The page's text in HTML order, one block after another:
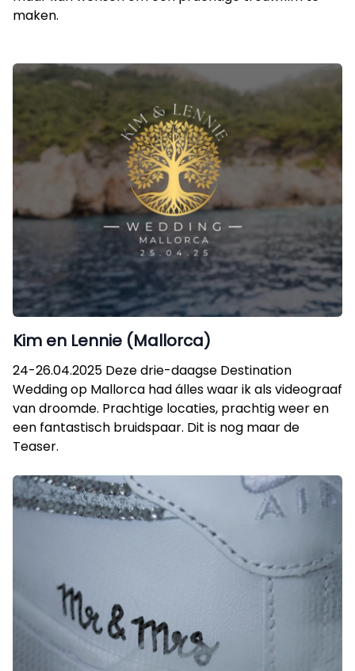
maken.
Kim en Lennie (Mallorca)
24-26.04.2025 Deze drie-daagse Destination
Wedding op Mallorca had álles waar ik als videograaf
van droomde. Prachtige locaties, prachtig weer en
een fantastisch bruidspaar. Dit is nog maar de
Teaser.